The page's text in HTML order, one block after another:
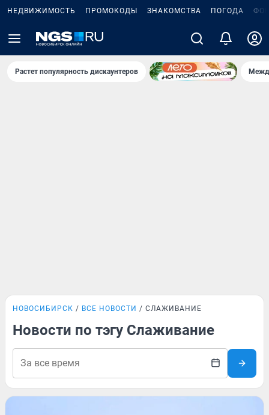
НЕДВИЖИМОСТЬ ПРОМОКОДЫ ЗНАКОМСТВА ПОГОДА
Растет популярность дискаунтеров
НОВОСИБИРСК ВСЕ НОВОСТИ СЛАЖИВАНИЕ
Новости по тэгу Слаживание